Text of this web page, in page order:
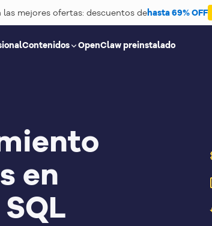
las mejores ofertas: descuentos dehasta 69% OFF
Contenidos OpenClaw preinstalado
en